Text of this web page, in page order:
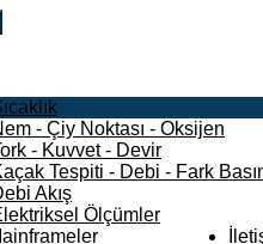
- Çiy Noktası - Oksijen
- Kuvvet - Devir
Tespiti - Debi - Fark
Akış
Ölçümler